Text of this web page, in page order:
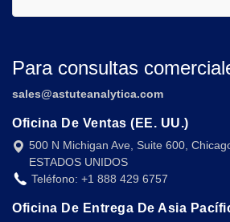
Para consultas
sales@astuteanalytica.com
Oficina De Ventas (EE. UU.)
500 N Michigan Ave, Suite 600,
ESTADOS UNIDOS
Teléfono: +1 888 429 6757
Oficina De Entrega De Asia